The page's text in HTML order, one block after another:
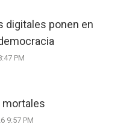
digitales ponen en
PM
mortales
9:57 PM